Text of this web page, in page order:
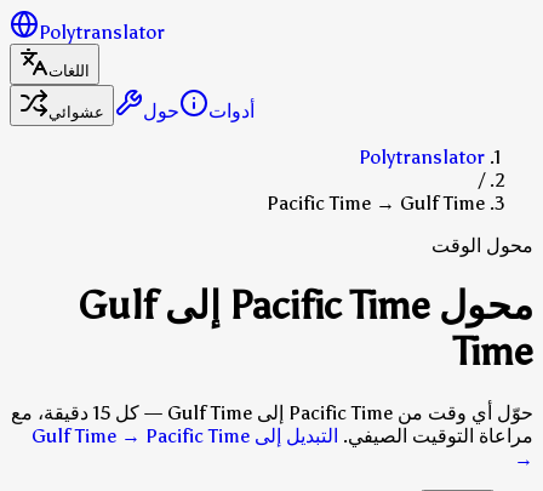
Polytranslator
اللغات
عشوائي
أدوات
حول
Polytranslator
/
Pacific Time → Gulf Time
محول الوقت
محول Pacific Time إلى Gulf
Time
حوّل أي وقت من Pacific Time إلى Gulf Time — كل 15 دقيقة، مع
مراعاة التوقيت الصيفي. التبديل إلى Gulf Time → Pacific Time
→